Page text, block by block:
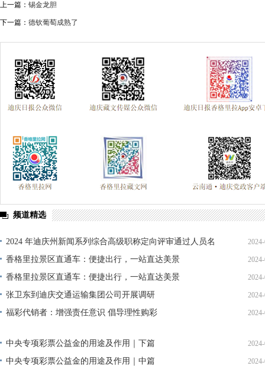
上一篇： 锡金龙胆
下一篇： 德钦葡萄成熟了
频道精选
2024 年迪庆州新闻系列综合高级职称定向评审通过人员名
单公示
香格里拉景区直通车：便捷出行，一站直达美景
香格里拉景区直通车：便捷出行，一站直达美景
张卫东到迪庆交通运输集团公司开展调研
福彩代销者：增强责任意识 倡导理性购彩
中央专项彩票公益金的用途及作用｜下篇
中央专项彩票公益金的用途及作用｜中篇